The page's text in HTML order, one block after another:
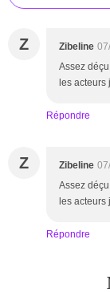
Z Zibeline
Assez
les acteurs
Répondre
Z Zibeline
Assez
les acteurs
Répondre